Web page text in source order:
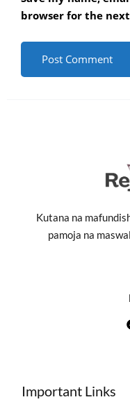
browser for the
Kutana na
pamoja na
Important Links